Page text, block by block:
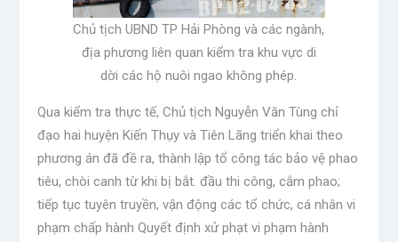
Chủ tịch UBND TP Hải Phòng và các ngành,
địa phương liên quan kiểm tra khu vực di
dời các hộ nuôi ngao không phép.
Qua kiểm tra thực tế, Chủ tịch Nguyễn Văn Tùng chỉ
đạo hai huyện Kiến Thụy và Tiên Lãng triển khai theo
phương án đã đề ra, thành lập tổ công tác bảo vệ phao
tiêu, chòi canh từ khi bị bắt. đầu thi công, cắm phao;
tiếp tục tuyên truyền, vận động các tổ chức, cá nhân vi
phạm chấp hành Quyết định xử phạt vi phạm hành